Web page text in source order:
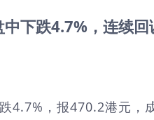
下跌4.7%，连续
4.7%，报470.2港元